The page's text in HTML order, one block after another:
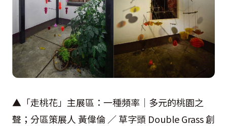
▲「走桃花」主展區：一種頻率｜多元的桃園之
聲；分區策展人 黃偉倫 ／ 草字頭 Double Grass 創